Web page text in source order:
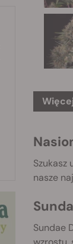
Szukasz
nasze
Sundae